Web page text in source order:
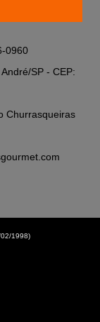
0960
SP - CEP:
Churrasqueiras
1998)